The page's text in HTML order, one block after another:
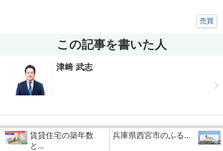
売買
この記事を書いた人
津﨑 武志
賃貸住宅の築年数
と...
兵庫県西宮市のふる...